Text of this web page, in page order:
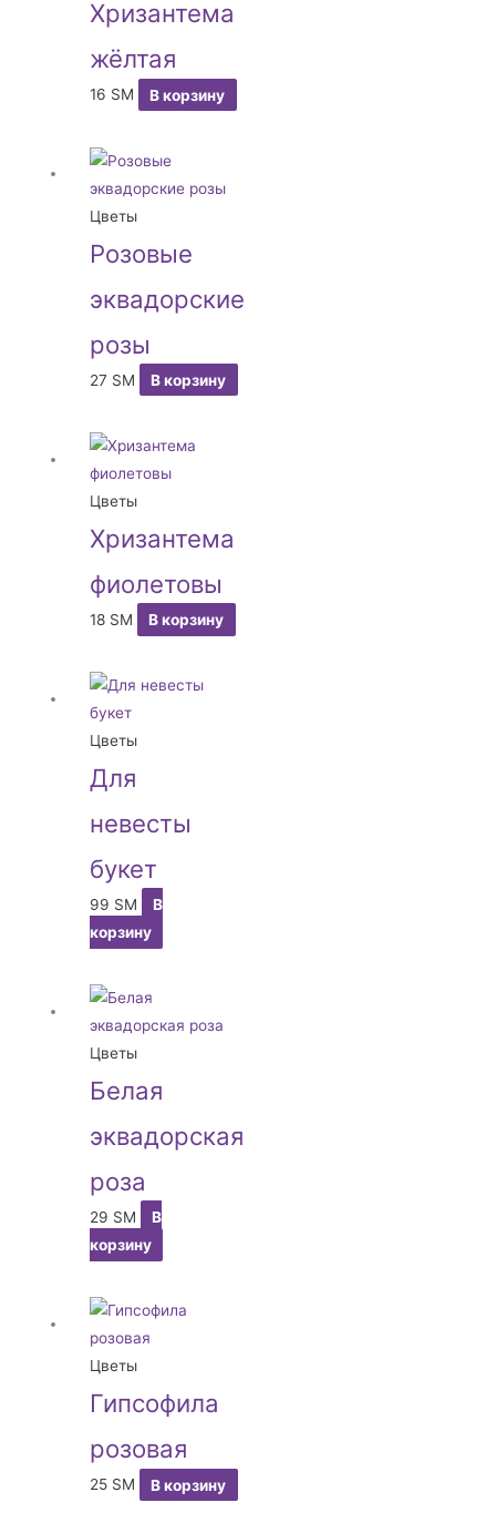
Хризантема
жёлтая
16 ЅМ В корзину
Цветы
Розовые
эквадорские
розы
27 ЅМ В корзину
Цветы
Хризантема
фиолетовы
18 ЅМ В корзину
Цветы
Для
невесты
букет
99 ЅМ
В
корзину
Цветы
Белая
эквадорская
роза
29 ЅМ
В
корзину
Цветы
Гипсофила
розовая
25 ЅМ В корзину